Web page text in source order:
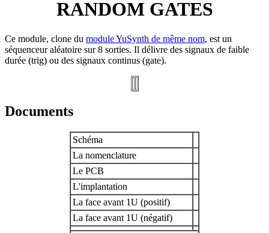
RANDOM GATES
Ce module, clone du module YuSynth de même nom, est un
séquenceur aléatoire sur 8 sorties. Il délivre des signaux de faible
durée (trig) ou des signaux continus (gate).
Documents
Schéma
La nomenclature
Le PCB
L'implantation
La face avant 1U (positif)
La face avant 1U (négatif)